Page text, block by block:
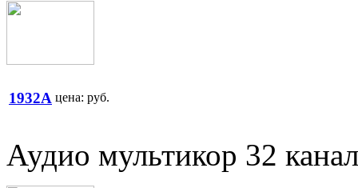
1932A цена: руб.
Аудио мультикор 32